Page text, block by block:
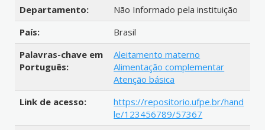
Departamento:
Não Informado pela instituição
País:
Brasil
Palavras-chave em
Português:
Aleitamento materno
Alimentação complementar
Atenção básica
Link de acesso:
https://repositorio.ufpe.br/hand
le/123456789/57367